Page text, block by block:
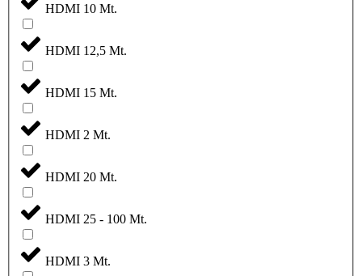
HDMI 10 Mt.
HDMI 12,5 Mt.
HDMI 15 Mt.
HDMI 2 Mt.
HDMI 20 Mt.
HDMI 25 - 100 Mt.
HDMI 3 Mt.